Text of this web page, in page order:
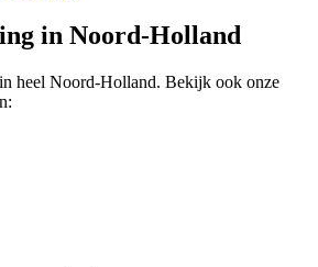
in Noord-Holland
heel Noord-Holland. Bekijk ook onze